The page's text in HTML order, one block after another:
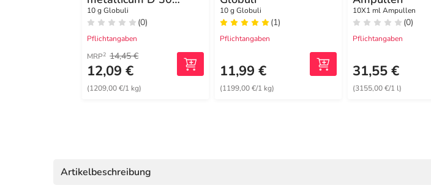
Globuli
10 g Globuli
(0)
Pflichtangaben
MRP2 14,45 €
12,09 €
(1209,00 €/1 kg)
10 g Globuli
(1)
Pflichtangaben
11,99 €
(1199,00 €/1 kg)
10X1 ml Ampullen
(0)
Pflichtangaben
31,55 €
(3155,00 €/1 l)
Artikelbeschreibung